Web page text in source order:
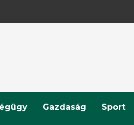
Gazdaság Sport